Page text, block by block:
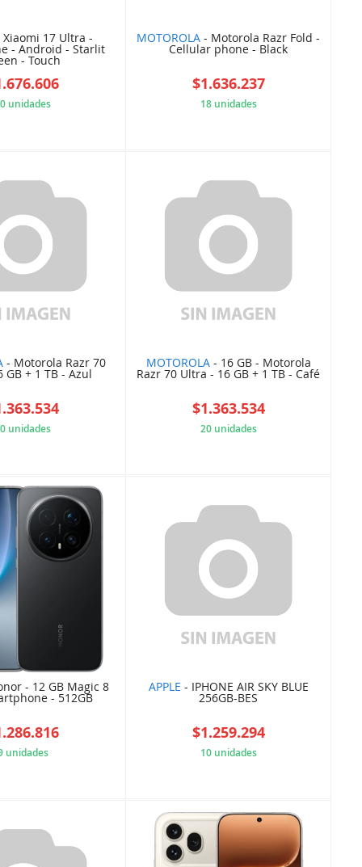
17 Ultra -
- Android - Starlit
- Touch
unidades
MOTOROLA - Motorola Razr Fold -
Cellular phone - Black
$1.636.237
18 unidades
- Motorola Razr 70
GB + 1 TB - Azul
unidades
MOTOROLA- 16 GB - Motorola
Razr 70 Ultra - 16 GB + 1 TB - Café
$1.363.534
20 unidades
- 12 GB Magic 8
- 512GB
unidades
APPLE - IPHONE AIR SKY BLUE
256GB-BES
$1.259.294
10 unidades